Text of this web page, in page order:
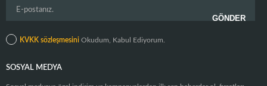
KVKK sözleşmesini Okudum, Kabul Ediyorum.
SOSYAL MEDYA